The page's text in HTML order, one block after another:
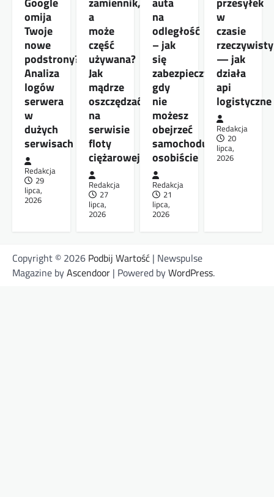
omija
Twoje
nowe
podstrony?
Analiza
logów
serwera
w
dużych
serwisach
Redakcja
29
lipca,
2026
a
może
część
używana?
Jak
mądrze
oszczędzać
na
serwisie
floty
ciężarowej
Redakcja
27
lipca,
2026
na
odległość
– jak
się
zabezpieczyć,
gdy
nie
możesz
obejrzeć
samochodu
osobiście
Redakcja
21
lipca,
2026
w
czasie
— jak
działa
api
logistyczne
Redakcja
20
lipca,
2026
Copyright © 2026 Podbij Wartość | Newspulse
Magazine byAscendoor | Powered byWordPress.